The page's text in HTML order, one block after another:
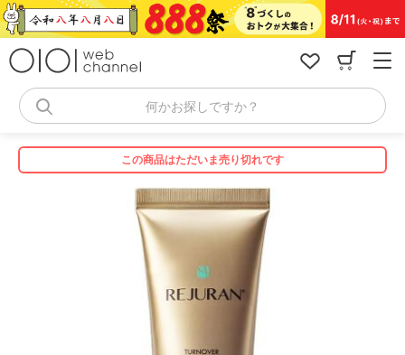
コ
ン
何かお探しですか？
この商品はただいま売り切れです